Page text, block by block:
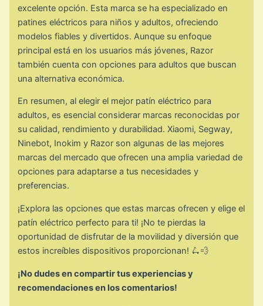
excelente opción. Esta marca se ha especializado en
patines eléctricos para niños y adultos, ofreciendo
modelos fiables y divertidos. Aunque su enfoque
principal está en los usuarios más jóvenes, Razor
también cuenta con opciones para adultos que buscan
una alternativa económica.
En resumen, al elegir el mejor patín eléctrico para
adultos, es esencial considerar marcas reconocidas por
su calidad, rendimiento y durabilidad. Xiaomi, Segway,
Ninebot, Inokim y Razor son algunas de las mejores
marcas del mercado que ofrecen una amplia variedad de
opciones para adaptarse a tus necesidades y
preferencias.
¡Explora las opciones que estas marcas ofrecen y elige el
patín eléctrico perfecto para ti! ¡No te pierdas la
oportunidad de disfrutar de la movilidad y diversión que
estos increíbles dispositivos proporcionan! 🛴💨
¡No dudes en compartir tus experiencias y
recomendaciones en los comentarios!